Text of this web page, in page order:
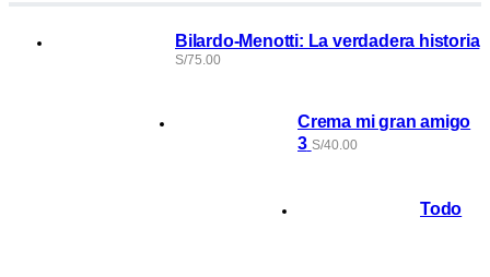
Bilardo-Menotti: La verdadera historia
S/75.00
Crema mi gran amigo
3 S/40.00
Todo